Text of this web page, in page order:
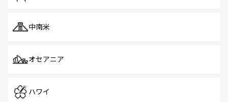
中南米
オセアニア
ハワイ